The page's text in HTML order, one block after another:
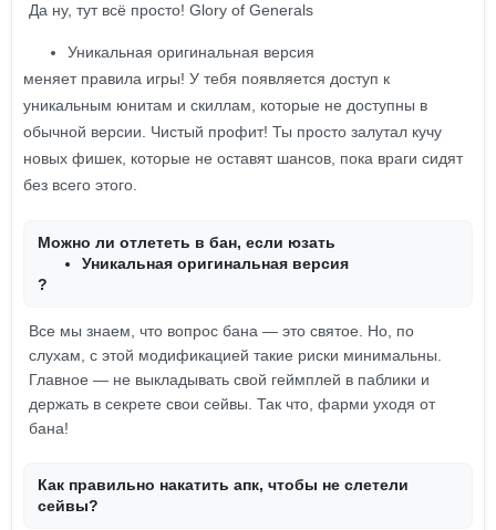
Да ну, тут всё просто! Glory of Generals
Уникальная оригинальная версия
меняет правила игры! У тебя появляется доступ к
уникальным юнитам и скиллам, которые не доступны в
обычной версии. Чистый профит! Ты просто залутал кучу
новых фишек, которые не оставят шансов, пока враги сидят
без всего этого.
Можно ли отлететь в бан, если юзать
Уникальная оригинальная версия
?
Все мы знаем, что вопрос бана — это святое. Но, по
слухам, с этой модификацией такие риски минимальны.
Главное — не выкладывать свой геймплей в паблики и
держать в секрете свои сейвы. Так что, фарми уходя от
бана!
Как правильно накатить апк, чтобы не слетели
сейвы?